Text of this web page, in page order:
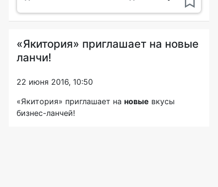
«Якитория» приглашает на новые
ланчи!
22 июня 2016, 10:50
«Якитория» приглашает на новые вкусы
бизнес-ланчей!